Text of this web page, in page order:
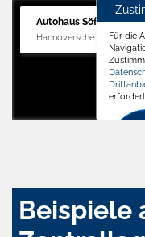
Autohaus Söffker
Hannoversche Str. 34,Für die
Beispiele